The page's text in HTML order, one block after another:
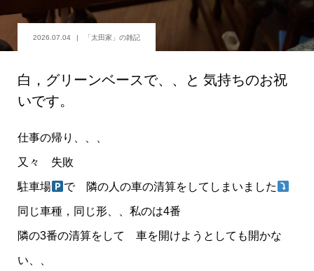
2026.07.04 「太田家」の雑記
白，グリーンベースで、、と 気持ちのお祝
いです。
仕事の帰り、、、
又々 失敗
駐車場 で 隣の人の車の清算をしてしまいました
同じ車種，同じ形、、私のは4番
隣の3番の清算をして 車を開けようとしても開かな
い、、